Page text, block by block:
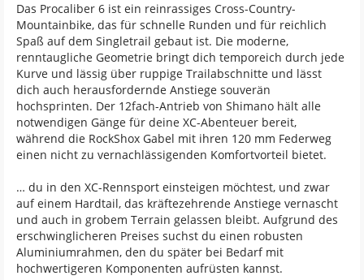
Das Procaliber 6 ist ein reinrassiges Cross-Country-
Mountainbike, das für schnelle Runden und für reichlich
Spaß auf dem Singletrail gebaut ist. Die moderne,
renntaugliche Geometrie bringt dich temporeich durch jede
Kurve und lässig über ruppige Trailabschnitte und lässt
dich auch herausfordernde Anstiege souverän
hochsprinten. Der 12fach-Antrieb von Shimano hält alle
notwendigen Gänge für deine XC-Abenteuer bereit,
während die RockShox Gabel mit ihren 120 mm Federweg
einen nicht zu vernachlässigenden Komfortvorteil bietet.
… du in den XC-Rennsport einsteigen möchtest, und zwar
auf einem Hardtail, das kräftezehrende Anstiege vernascht
und auch in grobem Terrain gelassen bleibt. Aufgrund des
erschwinglicheren Preises suchst du einen robusten
Aluminiumrahmen, den du später bei Bedarf mit
hochwertigeren Komponenten aufrüsten kannst.